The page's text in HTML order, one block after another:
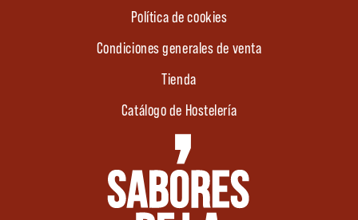
Política de cookies
Condiciones generales de venta
Tienda
Catálogo de Hostelería